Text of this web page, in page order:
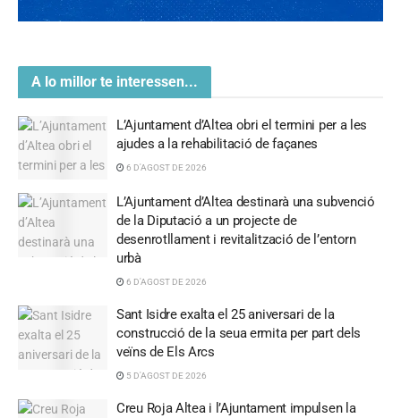
A lo millor te interessen...
L’Ajuntament d’Altea obri el termini per a les
ajudes a la rehabilitació de façanes
6 D'AGOST DE 2026
L’Ajuntament d’Altea destinarà una subvenció
de la Diputació a un projecte de
desenrotllament i revitalització de l’entorn
urbà
6 D'AGOST DE 2026
Sant Isidre exalta el 25 aniversari de la
construcció de la seua ermita per part dels
veïns de Els Arcs
5 D'AGOST DE 2026
Creu Roja Altea i l’Ajuntament impulsen la